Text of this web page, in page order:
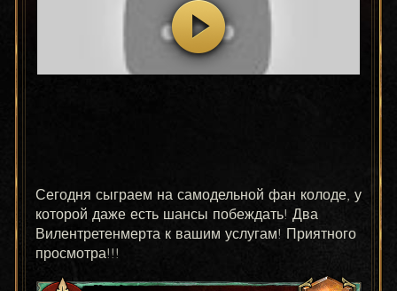
Сегодня сыграем на самодельной фан колоде, у
которой даже есть шансы побеждать! Два
Вилентретенмерта к вашим услугам! Приятного
просмотра!!!